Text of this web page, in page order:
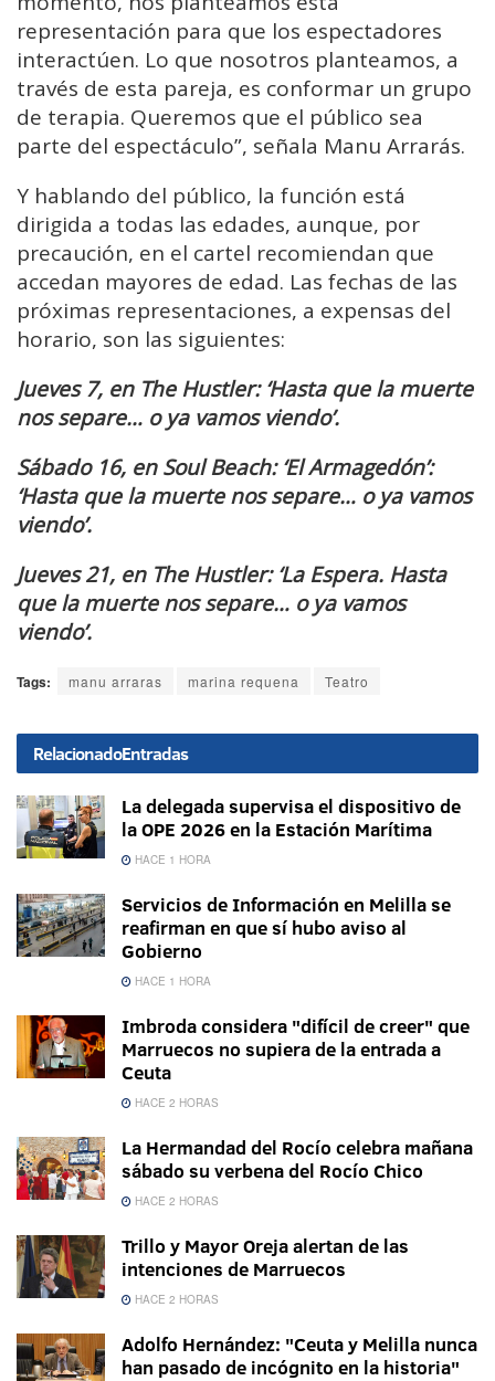
representación para que los espectadores
interactúen. Lo que nosotros planteamos, a
través de esta pareja, es conformar un grupo
de terapia. Queremos que el público sea
parte del espectáculo”, señala Manu Arrarás.
Y hablando del público, la función está
dirigida a todas las edades, aunque, por
precaución, en el cartel recomiendan que
accedan mayores de edad. Las fechas de las
próximas representaciones, a expensas del
horario, son las siguientes:
Jueves 7, en The Hustler: ‘Hasta que la muerte
nos separe… o ya vamos viendo’.
Sábado 16, en Soul Beach: ‘El Armagedón’:
‘Hasta que la muerte nos separe… o ya vamos
viendo’.
Jueves 21, en The Hustler: ‘La Espera. Hasta
que la muerte nos separe… o ya vamos
viendo’.
Tags: manu arraras marina requena Teatro
RelacionadoEntradas
La delegada supervisa el dispositivo de
la OPE 2026 en la Estación Marítima
HACE 1 HORA
Servicios de Información en Melilla se
reafirman en que sí hubo aviso al
Gobierno
HACE 1 HORA
Imbroda considera "difícil de creer" que
Marruecos no supiera de la entrada a
Ceuta
HACE 2 HORAS
La Hermandad del Rocío celebra mañana
sábado su verbena del Rocío Chico
HACE 2 HORAS
Trillo y Mayor Oreja alertan de las
intenciones de Marruecos
HACE 2 HORAS
Adolfo Hernández: "Ceuta y Melilla nunca
han pasado de incógnito en la historia"